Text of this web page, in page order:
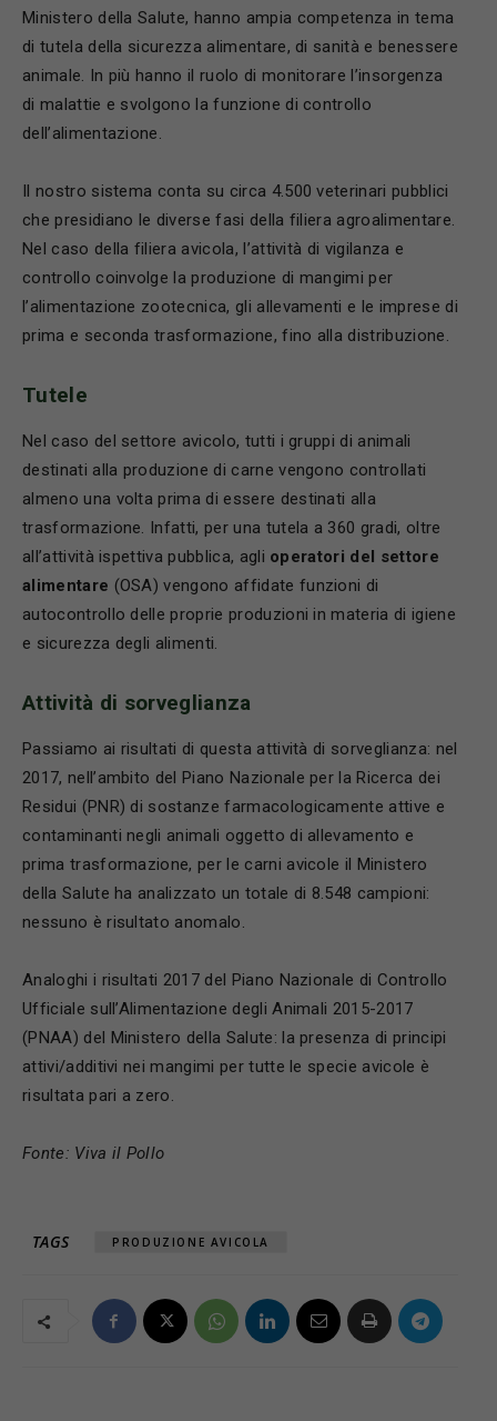
Ministero della Salute, hanno ampia competenza in tema
di tutela della sicurezza alimentare, di sanità e benessere
animale. In più hanno il ruolo di monitorare l’insorgenza
di malattie e svolgono la funzione di controllo
dell’alimentazione.
Il nostro sistema conta su circa 4.500 veterinari pubblici
che presidiano le diverse fasi della filiera agroalimentare.
Nel caso della filiera avicola, l’attività di vigilanza e
controllo coinvolge la produzione di mangimi per
l’alimentazione zootecnica, gli allevamenti e le imprese di
prima e seconda trasformazione, fino alla distribuzione.
Tutele
Nel caso del settore avicolo, tutti i gruppi di animali
destinati alla produzione di carne vengono controllati
almeno una volta prima di essere destinati alla
trasformazione. Infatti, per una tutela a 360 gradi, oltre
all’attività ispettiva pubblica, agli operatori del settore
alimentare (OSA) vengono affidate funzioni di
autocontrollo delle proprie produzioni in materia di igiene
e sicurezza degli alimenti.
Attività di sorveglianza
Passiamo ai risultati di questa attività di sorveglianza: nel
2017, nell’ambito del Piano Nazionale per la Ricerca dei
Residui (PNR) di sostanze farmacologicamente attive e
contaminanti negli animali oggetto di allevamento e
prima trasformazione, per le carni avicole il Ministero
della Salute ha analizzato un totale di 8.548 campioni:
nessuno è risultato anomalo.
Analoghi i risultati 2017 del Piano Nazionale di Controllo
Ufficiale sull’Alimentazione degli Animali 2015-2017
(PNAA) del Ministero della Salute: la presenza di principi
attivi/additivi nei mangimi per tutte le specie avicole è
risultata pari a zero.
Fonte: Viva il Pollo
TAGS PRODUZIONE AVICOLA